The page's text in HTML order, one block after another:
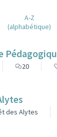
A-Z
(alphabétique)
20
des Alytes